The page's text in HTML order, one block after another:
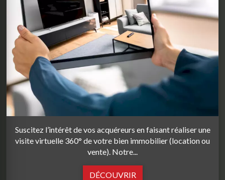
Suscitez l’intérêt de vos acquéreurs en faisant réaliser une
visite virtuelle 360° de votre bien immobilier (location ou
vente). Notre...
DÉCOUVRIR